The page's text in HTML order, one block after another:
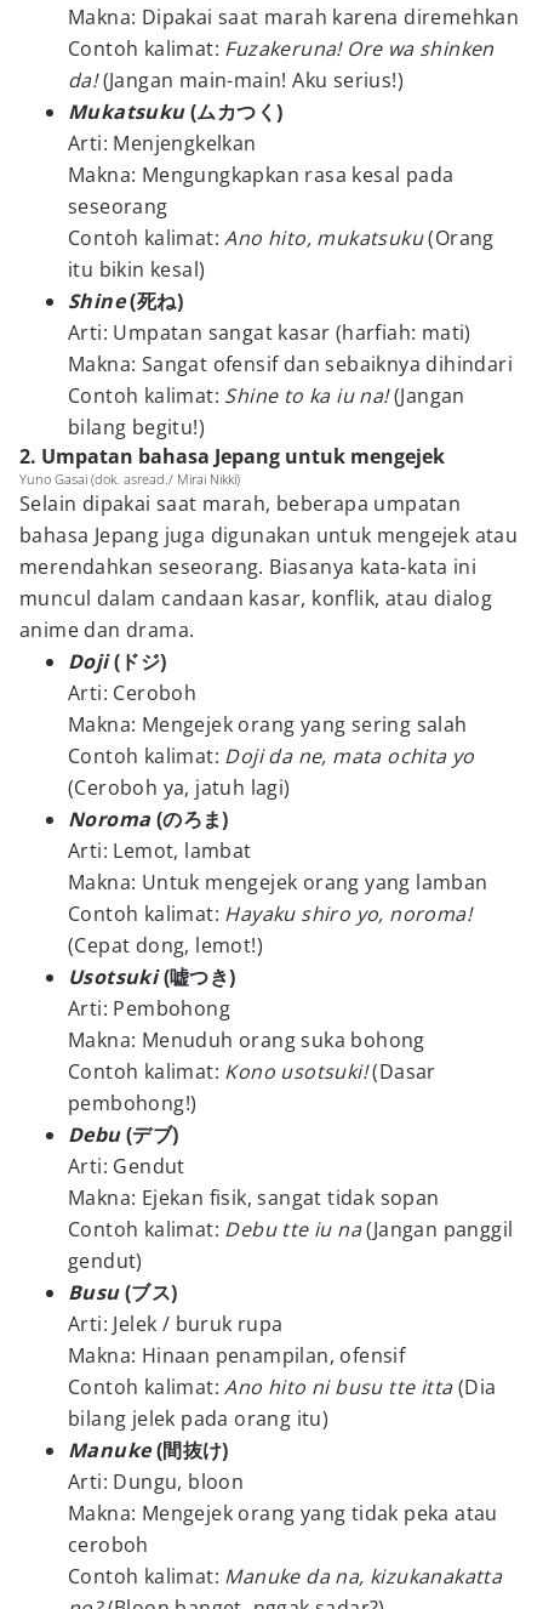
Makna: Dipakai saat marah karena diremehkan
Contoh kalimat: Fuzakeruna! Ore wa shinken
da!(Jangan main-main! Aku serius!)
Mukatsuku(ムカつく)
Arti: Menjengkelkan
Makna: Mengungkapkan rasa kesal pada
seseorang
Contoh kalimat:Ano hito, mukatsuku(Orang
itu bikin kesal)
Shine(死ね)
Arti: Umpatan sangat kasar (harfiah: mati)
Makna: Sangat ofensif dan sebaiknya dihindari
Contoh kalimat: Shine to ka iu na!(Jangan
bilang begitu!)
2. Umpatan bahasa Jepang untuk mengejek
Yuno Gasai (dok. asread./ Mirai Nikki)
Selain dipakai saat marah, beberapa umpatan
bahasa Jepang juga digunakan untuk mengejek atau
merendahkan seseorang. Biasanya kata-kata ini
muncul dalam candaan kasar, konflik, atau dialog
anime dan drama.
Doji(ドジ)
Arti: Ceroboh
Makna: Mengejek orang yang sering salah
Contoh kalimat: Doji da ne, mata ochita yo
(Ceroboh ya, jatuh lagi)
Noroma (のろま)
Arti: Lemot, lambat
Makna: Untuk mengejek orang yang lamban
Contoh kalimat: Hayaku shiro yo, noroma!
(Cepat dong, lemot!)
Usotsuki(嘘つき)
Arti: Pembohong
Makna: Menuduh orang suka bohong
Contoh kalimat: Kono usotsuki!(Dasar
pembohong!)
Debu(デブ)
Arti: Gendut
Makna: Ejekan fisik, sangat tidak sopan
Contoh kalimat: Debu tte iu na(Jangan panggil
gendut)
Busu(ブス)
Arti: Jelek / buruk rupa
Makna: Hinaan penampilan, ofensif
Contoh kalimat:Ano hito ni busu tte itta(Dia
bilang jelek pada orang itu)
Manuke(間抜け)
Arti: Dungu, bloon
Makna: Mengejek orang yang tidak peka atau
ceroboh
Contoh kalimat: Manuke da na, kizukanakatta